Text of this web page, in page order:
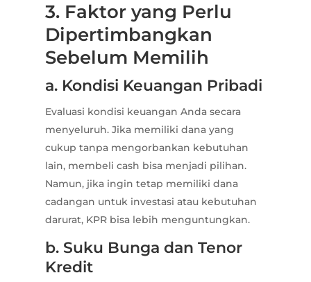
3. Faktor yang Perlu
Dipertimbangkan
Sebelum Memilih
a. Kondisi Keuangan Pribadi
Evaluasi kondisi keuangan Anda secara
menyeluruh. Jika memiliki dana yang
cukup tanpa mengorbankan kebutuhan
lain, membeli cash bisa menjadi pilihan.
Namun, jika ingin tetap memiliki dana
cadangan untuk investasi atau kebutuhan
darurat, KPR bisa lebih menguntungkan.
b. Suku Bunga dan Tenor
Kredit